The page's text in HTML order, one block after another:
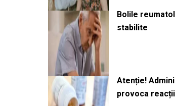
Bolile
stabilite
Atenție!
provoca